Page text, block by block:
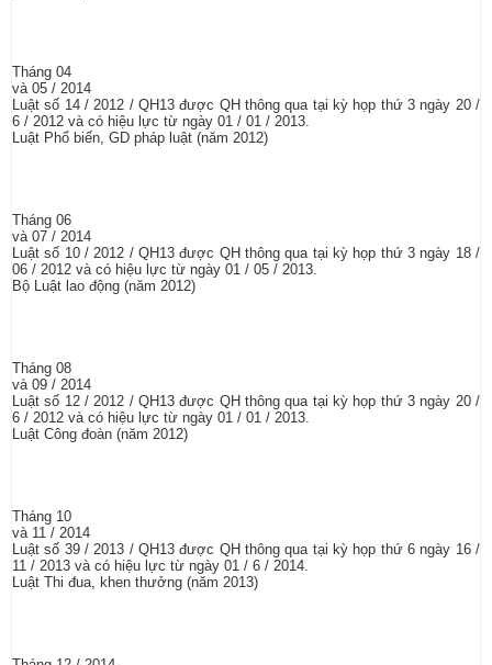
Tháng 04
và 05 / 2014
Luật số 14 / 2012 / QH13 được QH thông qua tại kỳ họp thứ 3 ngày 20 /
6 / 2012 và có hiệu lực từ ngày 01 / 01 / 2013.
Luật Phổ biến, GD pháp luật (năm 2012)
Tháng 06
và 07 / 2014
Luật số 10 / 2012 / QH13 được QH thông qua tại kỳ họp thứ 3 ngày 18 /
06 / 2012 và có hiệu lực từ ngày 01 / 05 / 2013.
Bộ Luật lao động (năm 2012)
Tháng 08
và 09 / 2014
Luật số 12 / 2012 / QH13 được QH thông qua tại kỳ họp thứ 3 ngày 20 /
6 / 2012 và có hiệu lực từ ngày 01 / 01 / 2013.
Luật Công đoàn (năm 2012)
Tháng 10
và 11 / 2014
Luật số 39 / 2013 / QH13 được QH thông qua tại kỳ họp thứ 6 ngày 16 /
11 / 2013 và có hiệu lực từ ngày 01 / 6 / 2014.
Luật Thi đua, khen thưởng (năm 2013)